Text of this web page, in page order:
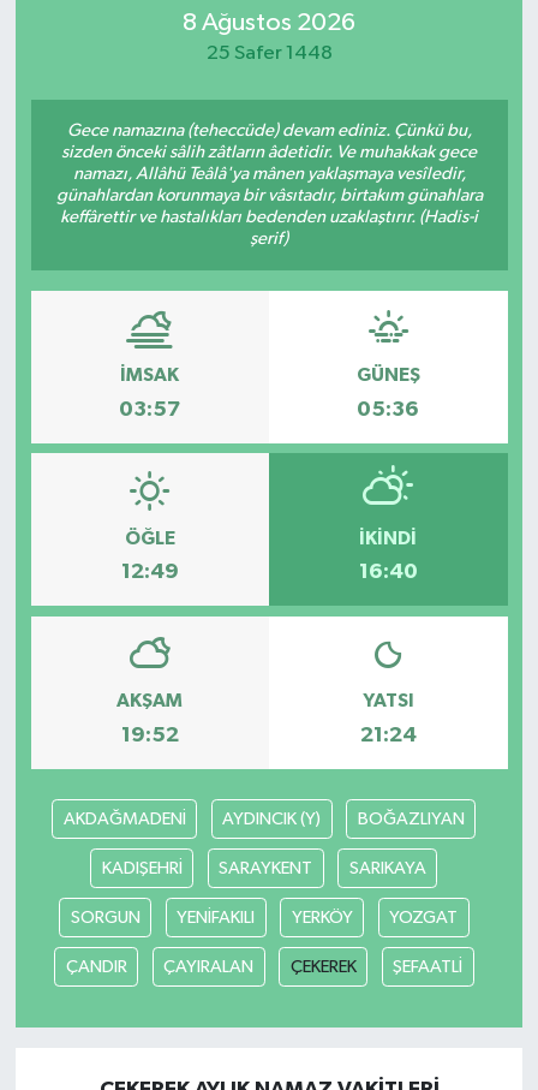
8 Ağustos 2026
25 Safer 1448
Gece namazına (teheccüde) devam ediniz. Çünkü bu,
sizden önceki sâlih zâtların âdetidir. Ve muhakkak gece
namazı, Allâhü Teâlâ'ya mânen yaklaşmaya vesîledir,
günahlardan korunmaya bir vâsıtadır, birtakım günahlara
keffârettir ve hastalıkları bedenden uzaklaştırır. (Hadis-i
şerif)
İMSAK
03:57
GÜNEŞ
05:36
ÖĞLE
12:49
İKINDI
16:40
AKŞAM
19:52
YATSI
21:24
AKDAĞMADENİ AYDINCIK (Y) BOĞAZLIYAN
KADIŞEHRİ SARAYKENT SARIKAYA
SORGUN YENİFAKILI YERKÖY YOZGAT
ÇANDIR ÇAYIRALAN ÇEKEREK ŞEFAATLİ
Teknoloji
TRABZON
TRABZONSPOR
Yaşam